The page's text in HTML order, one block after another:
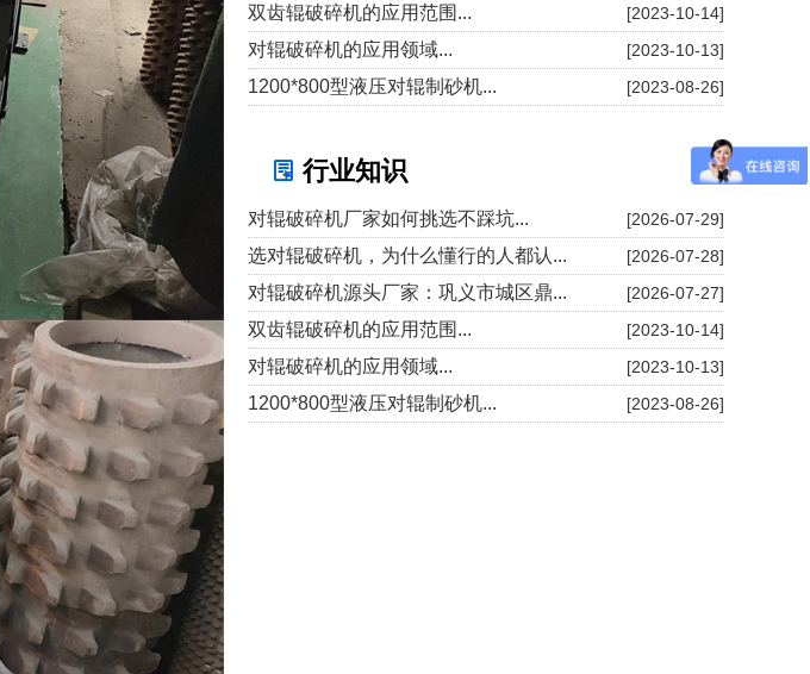
双齿辊破碎机的应用范围... [2023-10-14]
对辊破碎机的应用领域... [2023-10-13]
1200*800型液压对辊制砂机... [2023-08-26]
行业知识
对辊破碎机厂家如何挑选不踩坑... [2026-07-29]
选对辊破碎机，为什么懂行的人都认... [2026-07-28]
对辊破碎机源头厂家：巩义市城区鼎... [2026-07-27]
双齿辊破碎机的应用范围... [2023-10-14]
对辊破碎机的应用领域... [2023-10-13]
1200*800型液压对辊制砂机... [2023-08-26]